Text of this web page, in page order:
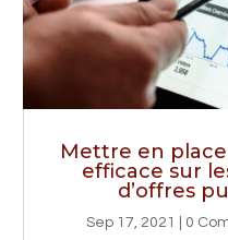
Mettre en
efficace sur
d’offres
Sep 17, 2021 | 0